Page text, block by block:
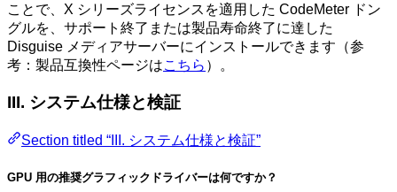
ことで、X シリーズライセンスを適用した CodeMeter ドン
グルを、サポート終了または製品寿命終了に達した
Disguise メディアサーバーにインストールできます（参
考：製品互換性ページはこちら ）。
III. システム仕様と検証
Section titled “III. システム仕様と検証”
GPU 用の推奨グラフィックドライバーは何ですか？